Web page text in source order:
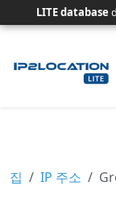
LITE database
집 IP 주소